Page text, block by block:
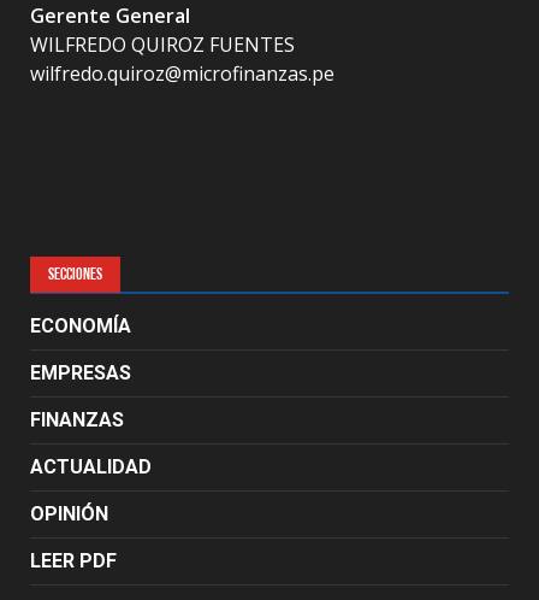
Gerente General
WILFREDO QUIROZ FUENTES
wilfredo.quiroz@microfinanzas.pe
SECCIONES
ECONOMÍA
EMPRESAS
FINANZAS
ACTUALIDAD
OPINIÓN
LEER PDF